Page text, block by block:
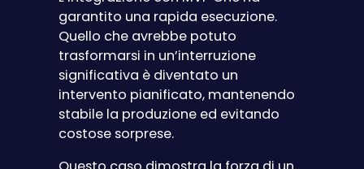
garantito una rapida esecuzione.
Quello che avrebbe potuto
trasformarsi in un’interruzione
significativa è diventato un
intervento pianificato, mantenendo
stabile la produzione ed evitando
costose sorprese.